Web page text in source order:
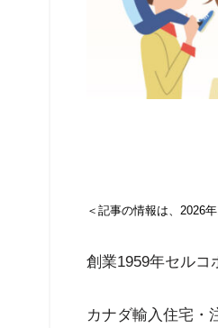
＜記事の情報は、2026
創業1959年セルコ
カナダ輸入住宅・